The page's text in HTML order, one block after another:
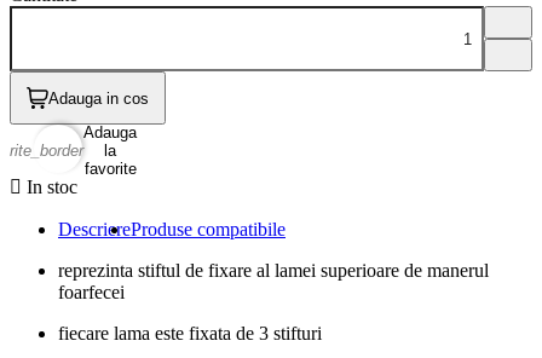
Adauga in cos
Adauga
la
favorite
 In stoc
DescriereProduse compatibile
reprezinta stiftul de fixare al lamei superioare de manerul
foarfecei
fiecare lama este fixata de 3 stifturi